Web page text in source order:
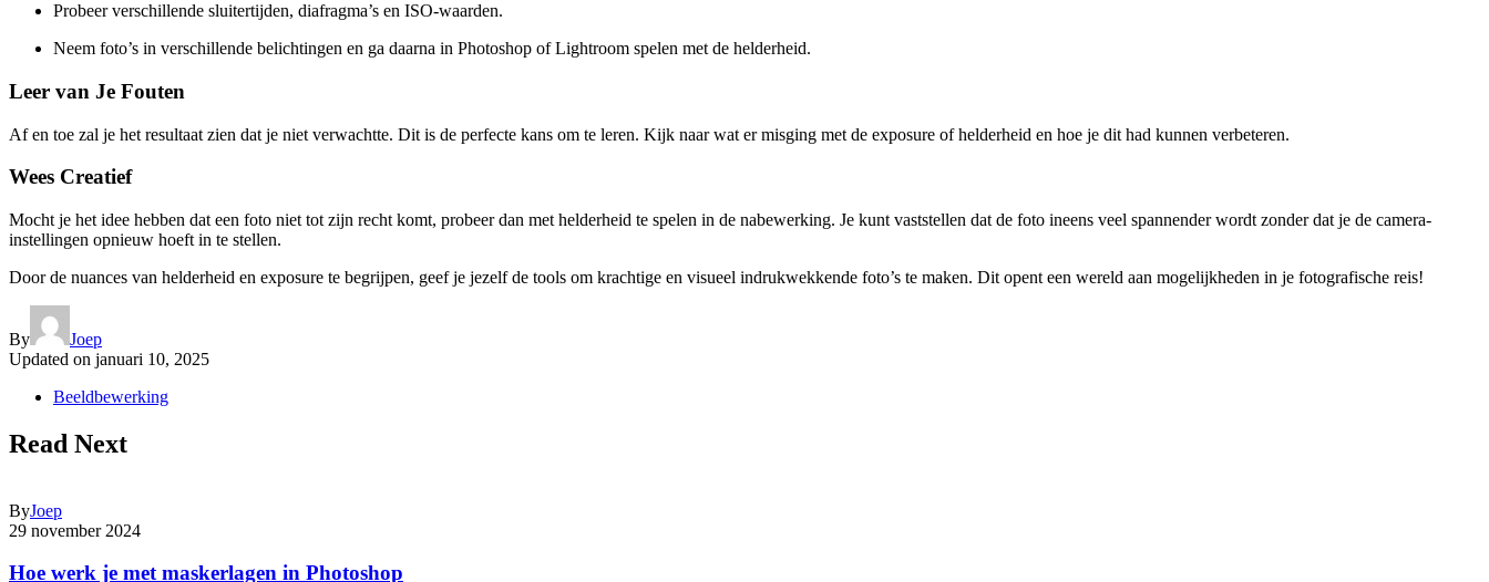
Probeer verschillende sluitertijden, diafragma’s en ISO-waarden.
Neem foto’s in verschillende belichtingen en ga daarna in Photoshop of Lightroom spelen met de helderheid.
Leer van Je Fouten
Af en toe zal je het resultaat zien dat je niet verwachtte. Dit is de perfecte kans om te leren. Kijk naar wat er misging met de exposure of helderheid en hoe je dit had kunnen verbeteren.
Wees Creatief
Mocht je het idee hebben dat een foto niet tot zijn recht komt, probeer dan met helderheid te spelen in de nabewerking. Je kunt vaststellen dat de foto ineens veel spannender wordt zonder dat je de camera-
instellingen opnieuw hoeft in te stellen.
Door de nuances van helderheid en exposure te begrijpen, geef je jezelf de tools om krachtige en visueel indrukwekkende foto’s te maken. Dit opent een wereld aan mogelijkheden in je fotografische reis!
By
Joep
Updated on januari 10, 2025
Beeldbewerking
Read Next
ByJoep
29 november 2024
Hoe werk je met maskerlagen in Photoshop